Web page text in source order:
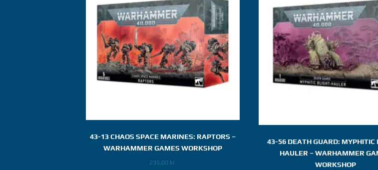
43-13 CHAOS SPACE MARINES: RAPTORS –
WARHAMMER GAMES WORKSHOP
235,00 kr.
43-56 DEATH GUARD: MYPHITIC
HAULER – WARHAMMER
WORKSHOP